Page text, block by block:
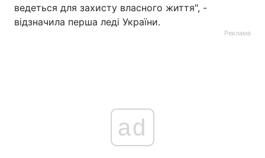
ведеться для захисту власного життя", -
відзначила перша леді України.
Реклама
ad